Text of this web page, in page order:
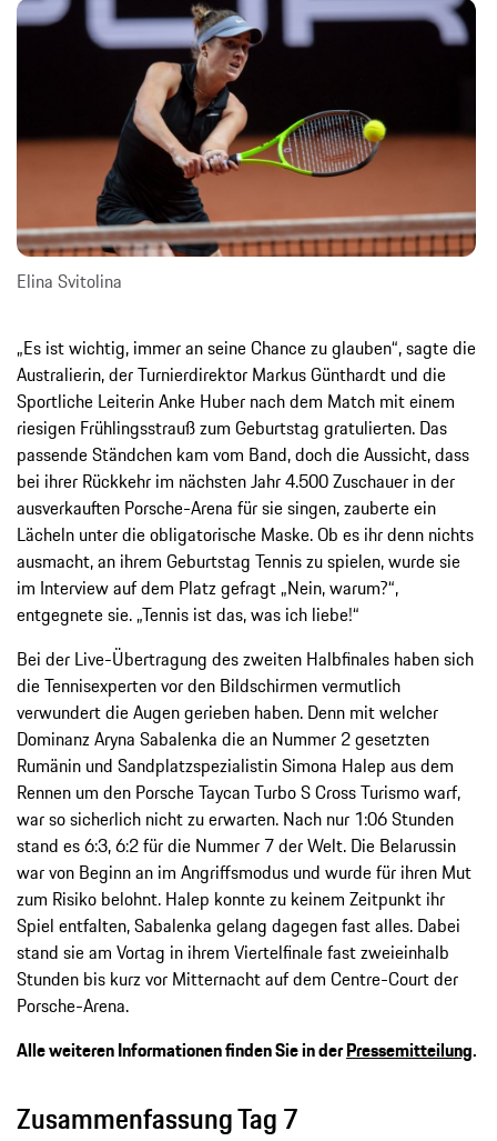
Elina Svitolina
„Es ist wichtig, immer an seine Chance zu glauben“, sagte die
Australierin, der Turnierdirektor Markus Günthardt und die
Sportliche Leiterin Anke Huber nach dem Match mit einem
riesigen Frühlingsstrauß zum Geburtstag gratulierten. Das
passende Ständchen kam vom Band, doch die Aussicht, dass
bei ihrer Rückkehr im nächsten Jahr 4.500 Zuschauer in der
ausverkauften Porsche-Arena für sie singen, zauberte ein
Lächeln unter die obligatorische Maske. Ob es ihr denn nichts
ausmacht, an ihrem Geburtstag Tennis zu spielen, wurde sie
im Interview auf dem Platz gefragt „Nein, warum?“,
entgegnete sie. „Tennis ist das, was ich liebe!“
Bei der Live-Übertragung des zweiten Halbfinales haben sich
die Tennisexperten vor den Bildschirmen vermutlich
verwundert die Augen gerieben haben. Denn mit welcher
Dominanz Aryna Sabalenka die an Nummer 2 gesetzten
Rumänin und Sandplatzspezialistin Simona Halep aus dem
Rennen um den Porsche Taycan Turbo S Cross Turismo warf,
war so sicherlich nicht zu erwarten. Nach nur 1:06 Stunden
stand es 6:3, 6:2 für die Nummer 7 der Welt. Die Belarussin
war von Beginn an im Angriffsmodus und wurde für ihren Mut
zum Risiko belohnt. Halep konnte zu keinem Zeitpunkt ihr
Spiel entfalten, Sabalenka gelang dagegen fast alles. Dabei
stand sie am Vortag in ihrem Viertelfinale fast zweieinhalb
Stunden bis kurz vor Mitternacht auf dem Centre-Court der
Porsche-Arena.
Alle weiteren Informationen finden Sie in derPressemitteilung.
Zusammenfassung Tag 7